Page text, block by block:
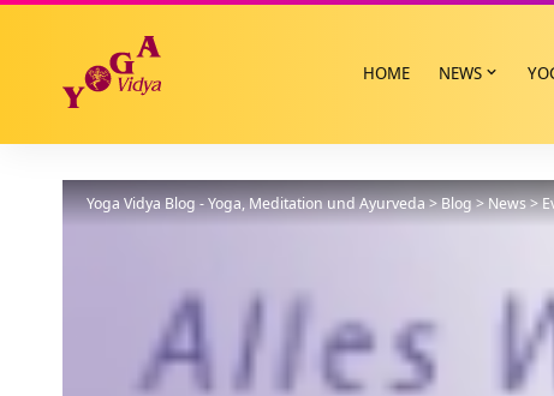
HOME NEWS
Yoga Vidya Blog - Yoga, Meditation und Ayurveda>Blog>News>